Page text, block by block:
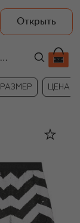
Открыть
Шорты для девочек Karl Lagerfeld Kids
РАЗМЕР ЦЕНА